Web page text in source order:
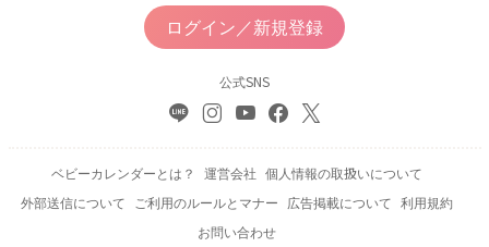
ログイン／新規登録
公式SNS
ベビーカレンダーとは？ 運営会社 個人情報の取扱いについて
外部送信について
ご利用のルールとマナー 広告掲載について 利用規約
お問い合わせ